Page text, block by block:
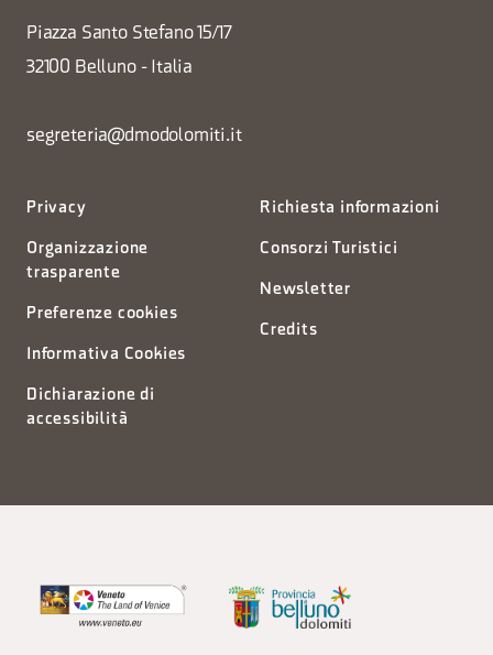
Piazza Santo Stefano 15/17
32100 Belluno - Italia
segreteria@dmodolomiti.it
Privacy
Organizzazione
trasparente
Preferenze cookies
Informativa Cookies
Dichiarazione di
accessibilità
Richiesta informazioni
Consorzi Turistici
Newsletter
Credits